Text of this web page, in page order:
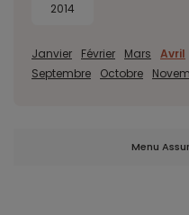
2014
Janvier Février Mars Avril
Septembre
Octobre
Menu